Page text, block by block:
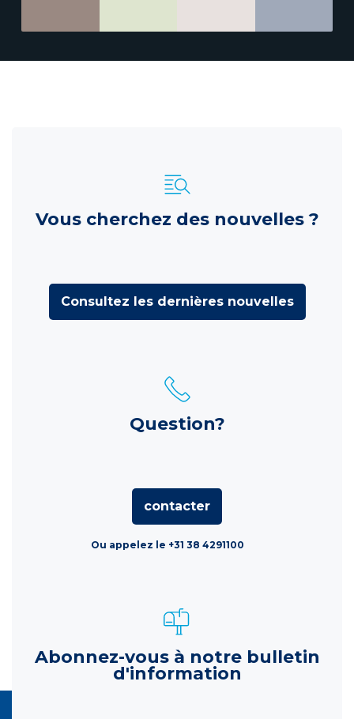
Vous cherchez des nouvelles ?
Consultez les dernières nouvelles
Question?
contacter
Ou appelez le +31 38 4291100
Abonnez-vous à notre bulletin
d'information